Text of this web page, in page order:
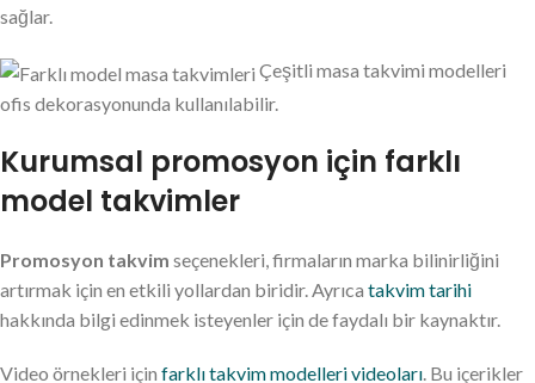
sağlar.
Çeşitli masa takvimi modelleri
ofis dekorasyonunda kullanılabilir.
Kurumsal promosyon için farklı
model takvimler
Promosyon takvim seçenekleri, firmaların marka bilinirliğini
artırmak için en etkili yollardan biridir. Ayrıca takvim tarihi
hakkında bilgi edinmek isteyenler için de faydalı bir kaynaktır.
Video örnekleri için farklı takvim modelleri videoları . Bu içerikler